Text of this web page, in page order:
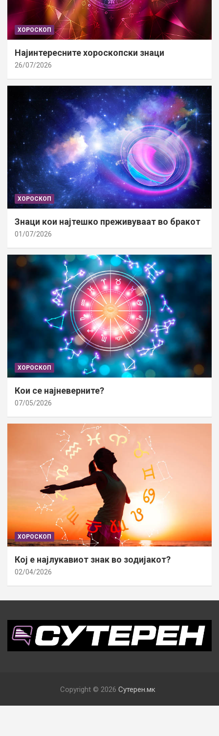
ХОРОСКОП
Најинтересните хороскопски знаци
26/07/2026
ХОРОСКОП
Знаци кои најтешко преживуваат во бракот
01/07/2026
ХОРОСКОП
Кои се најневерните?
07/05/2026
ХОРОСКОП
Кој е најлукавиот знак во зодијакот?
02/04/2026
Copyright © 2026 Сутерен.мк